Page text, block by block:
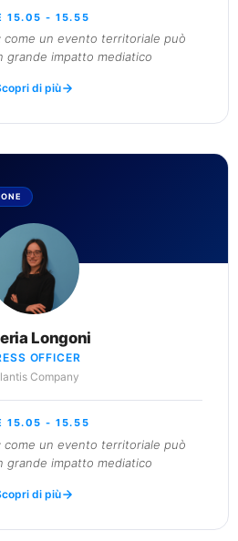
15.05 - 15.55
come un evento territoriale può
grande impatto mediatico
di più
Longoni
OFFICER
Company
15.05 - 15.55
come un evento territoriale può
grande impatto mediatico
di più